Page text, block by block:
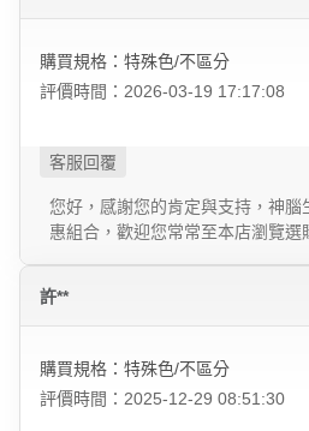
購買規格：特殊色/不區分
評價時間：2026-03-19 17:17:08
您好，感謝您的肯定與支持，神
惠組合，歡迎您常常至本店瀏覽選
許**
購買規格：特殊色/不區分
評價時間：2025-12-29 08:51:30